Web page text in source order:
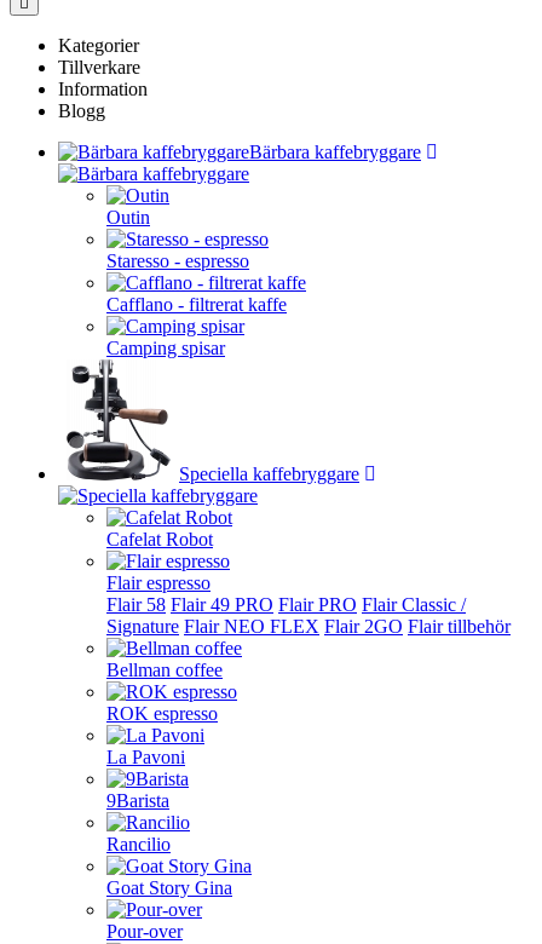
Kategorier
Tillverkare
Information
Blogg
Bärbara kaffebryggare
Outin
Staresso - espresso
Cafflano - filtrerat kaffe
Camping spisar
Speciella kaffebryggare
Cafelat Robot
Flair espresso
Flair 58 Flair 49 PRO Flair PRO Flair Classic /
Signature Flair NEO FLEX Flair 2GO Flair tillbehör
Bellman coffee
ROK espresso
La Pavoni
9Barista
Rancilio
Goat Story Gina
Pour-over